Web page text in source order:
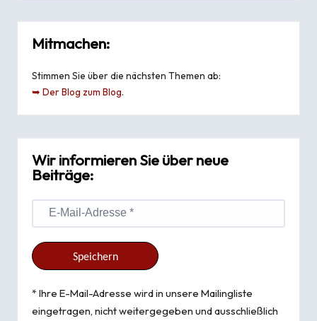
Mitmachen:
Stimmen Sie über die nächsten Themen ab:
➥ Der Blog zum Blog.
Wir informieren Sie über neue
Beiträge:
* Ihre E-Mail-Adresse wird in unsere Mailingliste
eingetragen, nicht weitergegeben und ausschließlich